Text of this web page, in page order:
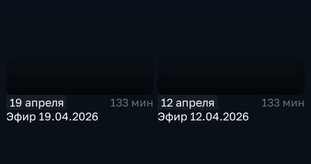
19 апреля
133 мин
Эфир 19.04.2026
12 апреля
133 мин
Эфир 12.04.2026